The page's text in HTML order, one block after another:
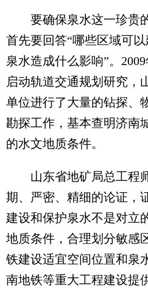
要确保泉水这一珍贵的
首先要回答“哪些区域可
泉水造成什么影响”。
启动轨道交通规划研究，
单位进行了大量的钻探、
勘探工作，基本查明济南
的水文地质条件。
山东省地矿局总工程
期、严密、精细的论证，
建设和保护泉水不是对立
地质条件，合理划分敏感
铁建设适宜空间位置和泉
南地铁等重大工程建设提